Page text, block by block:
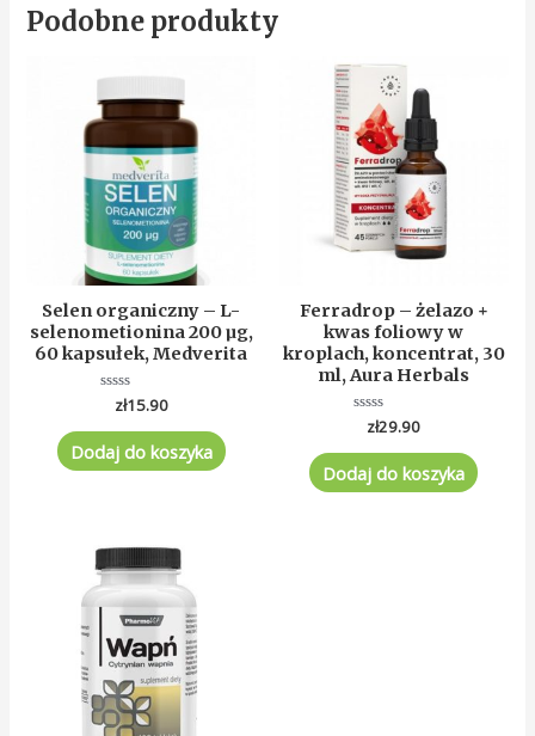
Podobne produkty
Selen organiczny – L-
selenometionina 200 µg,
60 kapsułek, Medverita
Oceniono
na
5
zł15.90
Dodaj do koszyka
Ferradrop – żelazo +
kwas foliowy w
kroplach, koncentrat, 30
ml, Aura Herbals
Oceniono
na
5
zł29.90
Dodaj do koszyka